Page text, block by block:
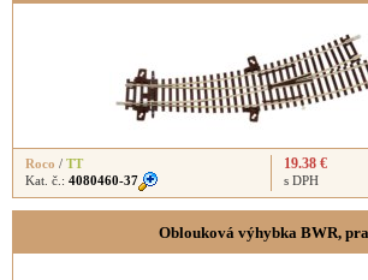
Roco / TT
Kat. č.: 4080460-37
19.38 €
s DPH
Oblouková výhybka BWR,